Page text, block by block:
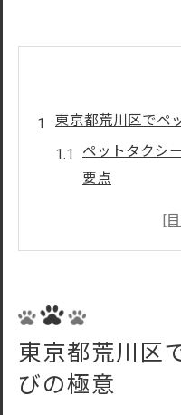
東京都荒川区でペ
ペットタクシ
要点
評判や口コミ
徴
ペットタクシ
ト集
東京都荒川区
びの極意